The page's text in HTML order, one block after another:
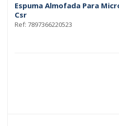
Espuma Almofada Para
Csr
Ref: 7897366220523